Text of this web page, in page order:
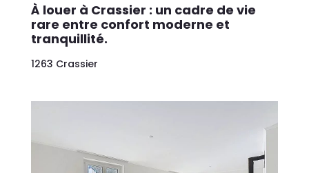
À louer à Crassier : un cadre de vie
rare entre confort moderne et
tranquillité.
1263 Crassier